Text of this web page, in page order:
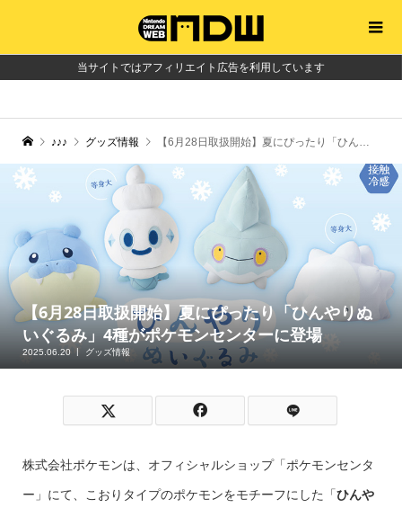
当サイトではアフィリエイト広告を利用しています
♪♪♪ グッズ情報 【6月28日取扱開始】夏にぴったり「ひんやりぬいぐるみ」4種がポケモンセンターに登場
【6月28日取扱開始】夏にぴったり「ひんやりぬ
いぐるみ」4種がポケモンセンターに登場
2025.06.20 グッズ情報
株式会社ポケモンは、オフィシャルショップ「ポケモンセンタ
ー」にて、こおりタイプのポケモンをモチーフにした「ひんや